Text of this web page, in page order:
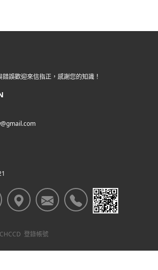
誤歡迎來信指正，感謝您的知識！
CHCCD 登錄帳號